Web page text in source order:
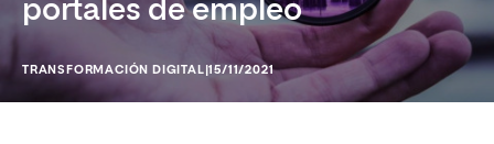
portales de empleo
TRANSFORMACIÓN DIGITAL |15/11/2021